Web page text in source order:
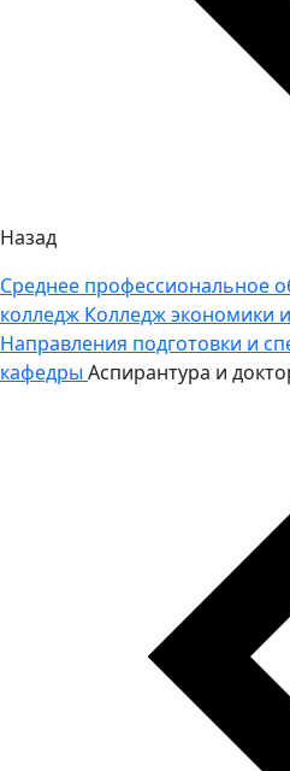
Назад
Среднее профессиональное
колледж Колледж экономики
Направления подготовки и
кафедры Аспирантура и